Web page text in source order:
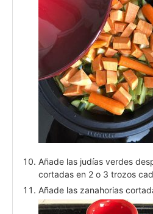
Añade las judías verdes
cortadas en 2 o 3 trozos
Añade las zanahorias